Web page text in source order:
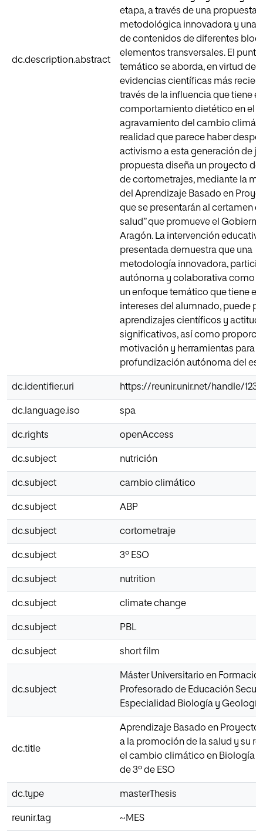
dc.description.abstract
etapa, a través de una propuesta
metodológica innovadora y una
de contenidos de diferentes
elementos transversales. El
temático se aborda, en virtud de
evidencias científicas más
través de la influencia que tiene el
comportamiento dietético en el
agravamiento del cambio
realidad que parece haber
activismo a esta generación de
propuesta diseña un proyecto
de cortometrajes, mediante la
del Aprendizaje Basado en
que se presentarán al certamen
salud” que promueve el
Aragón. La intervención educativa
presentada demuestra que una
metodología innovadora,
autónoma y colaborativa como
un enfoque temático que tiene
intereses del alumnado, puede
aprendizajes científicos y
significativos, así como
motivación y herramientas para
profundización autónoma del
dc.identifier.uri https://reunir.unir.net/handle/
dc.language.iso spa
dc.rights openAccess
dc.subject nutrición
dc.subject cambio climático
dc.subject ABP
dc.subject cortometraje
dc.subject 3º ESO
dc.subject nutrition
dc.subject climate change
dc.subject PBL
dc.subject short film
dc.subject
Máster Universitario en
Profesorado de Educación
Especialidad Biología y Geología
dc.title
Aprendizaje Basado en
a la promoción de la salud y su
el cambio climático en Biología
de 3º de ESO
dc.type masterThesis
reunir.tag ~MES